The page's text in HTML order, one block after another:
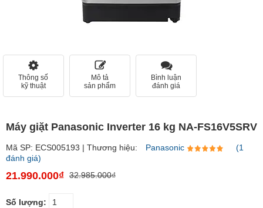
Thông số
kỹ thuật
Mô tả
sản phẩm
Bình luận
đánh giá
Máy giặt Panasonic Inverter 16 kg NA-FS16V5SRV
Mã SP: ECS005193 | Thương hiệu: Panasonic
(1
đánh giá)
21.990.000₫ 32.985.000₫
Số lượng: